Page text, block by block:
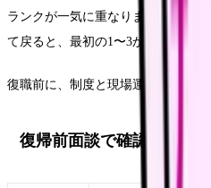
ランクが一気に重なります。「前
て戻ると、最初の1〜3か月で無理が
復職前に、制度と現場運用を具体的
復帰前面談で確認すること